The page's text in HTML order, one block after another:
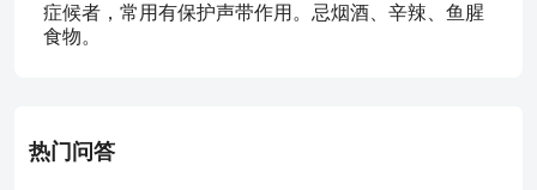
症候者，常用有保护声带作用。忌烟酒、辛辣、鱼腥
食物。
热门问答